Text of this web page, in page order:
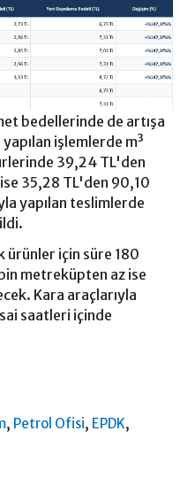
bedellerinde de artışa
işlemlerde m³
39,24 TL'den
35,28 TL'den 90,10
yapılan teslimlerde
ürünler için süre 180
metreküpten az ise
Kara araçlarıyla
saatleri içinde
, Petrol Ofisi, EPDK,